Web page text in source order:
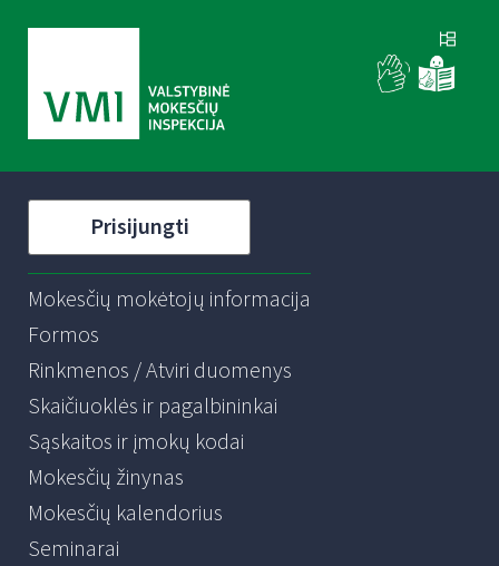
Prisijungti
Mokesčių mokėtojų informacija
Formos
Rinkmenos / Atviri duomenys
Skaičiuoklės ir pagalbininkai
Sąskaitos ir įmokų kodai
Mokesčių žinynas
Mokesčių kalendorius
Seminarai